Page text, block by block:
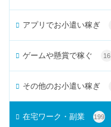
アプリでお小遣い稼ぎ
ゲームや懸賞で稼ぐ 16
その他のお小遣い稼ぎ
在宅ワーク・副業 199